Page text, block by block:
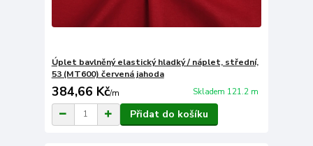
Úplet bavlněný elastický hladký / náplet, střední,
53 (MT600) červená jahoda
384,66 Kč/m Skladem 121.2 m
Přidat do košíku